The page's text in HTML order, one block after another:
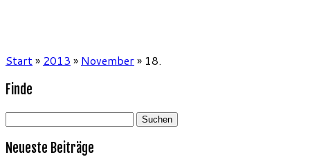
Start» 2013 » November» 18.
Finde
Suchen
Neueste Beiträge